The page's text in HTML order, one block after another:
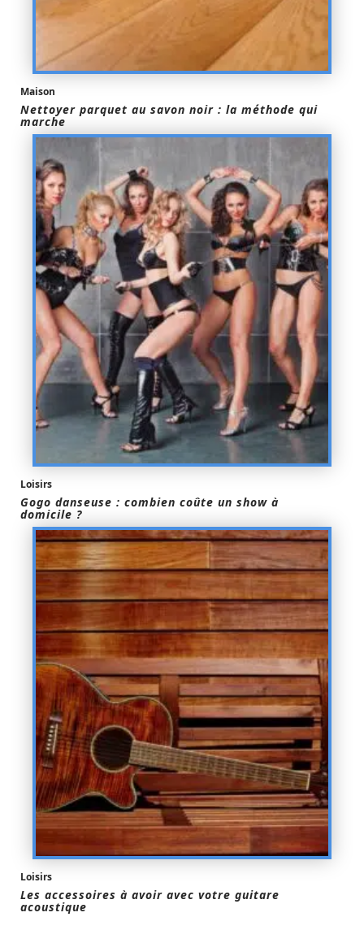
Maison
Nettoyer parquet au savon noir : la méthode qui
marche
Loisirs
Gogo danseuse : combien coûte un show à
domicile ?
Loisirs
Les accessoires à avoir avec votre guitare
acoustique